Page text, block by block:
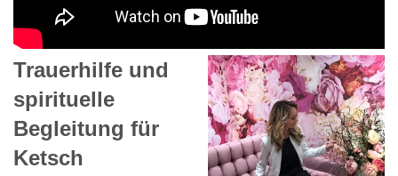
Trauerhilfe und
spirituelle
Begleitung für
Ketsch